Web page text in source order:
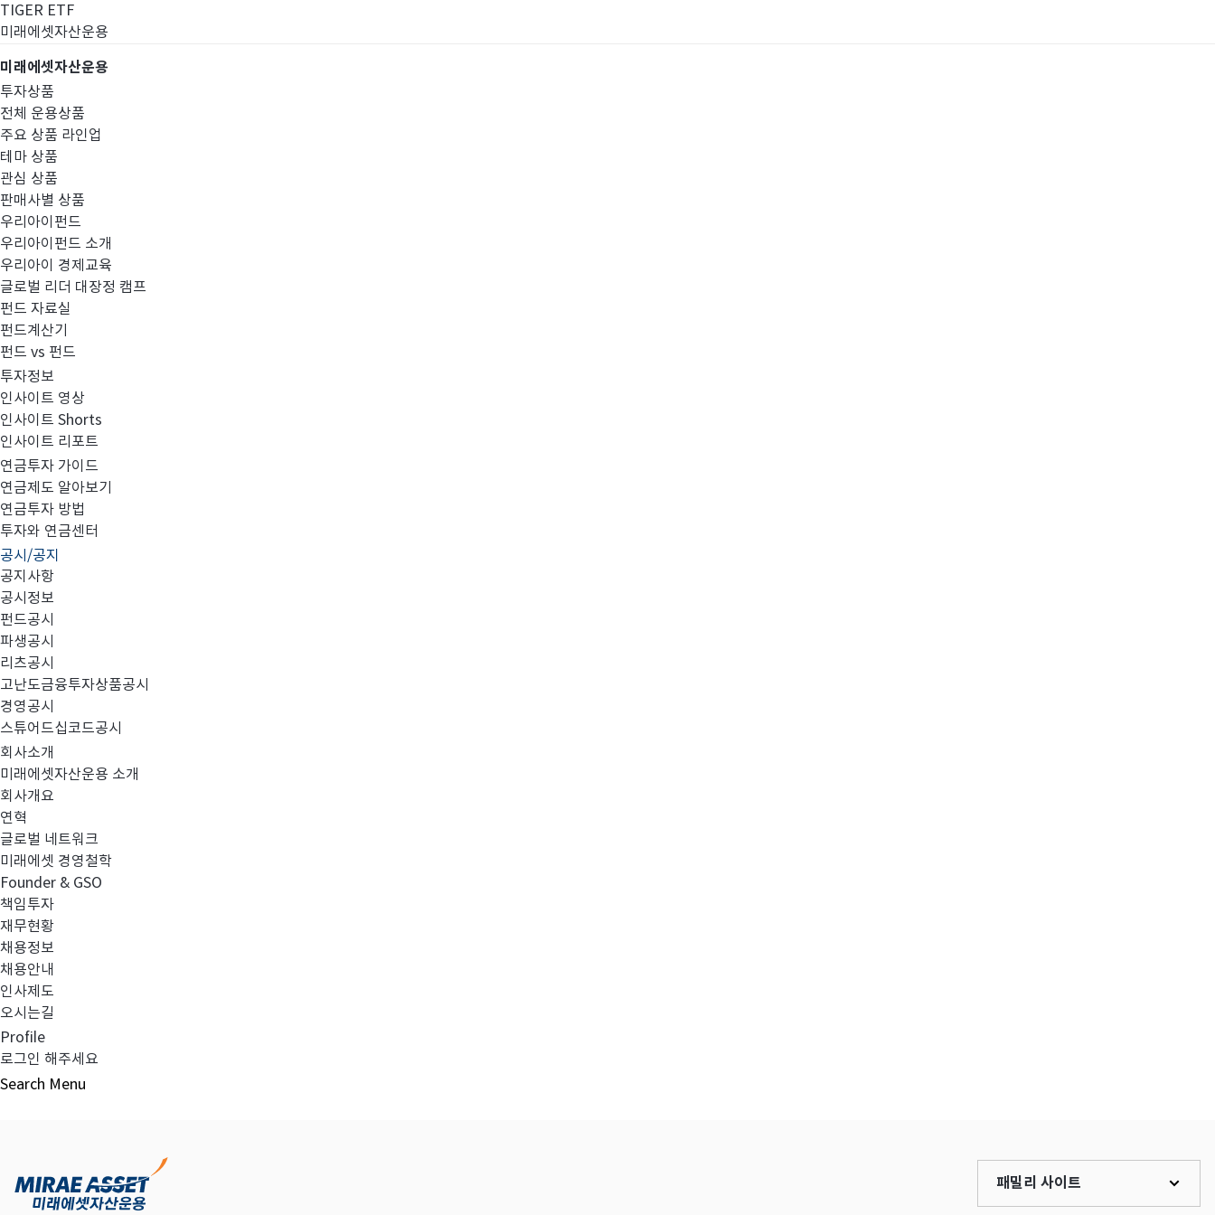
TIGER ETF
미래에셋자산운용
미래에셋자산운용
투자상품
전체 운용상품
주요 상품 라인업
테마 상품
관심 상품
판매사별 상품
우리아이펀드
우리아이펀드 소개
우리아이 경제교육
글로벌 리더 대장정 캠프
펀드 자료실
펀드계산기
펀드 vs 펀드
투자정보
인사이트 영상
인사이트 Shorts
인사이트 리포트
연금투자 가이드
연금제도 알아보기
연금투자 방법
투자와 연금센터
공시/공지
공지사항
공시정보
펀드공시
파생공시
리츠공시
고난도금융투자상품공시
경영공시
스튜어드십코드공시
회사소개
미래에셋자산운용 소개
회사개요
연혁
글로벌 네트워크
미래에셋 경영철학
Founder & GSO
책임투자
재무현황
채용정보
채용안내
인사제도
오시는길
Profile
로그인 해주세요
Search Menu
고난도금융투자상품
고난도금융투자상품_공시_20240208
이전글
다음글
목록보기
패밀리 사이트